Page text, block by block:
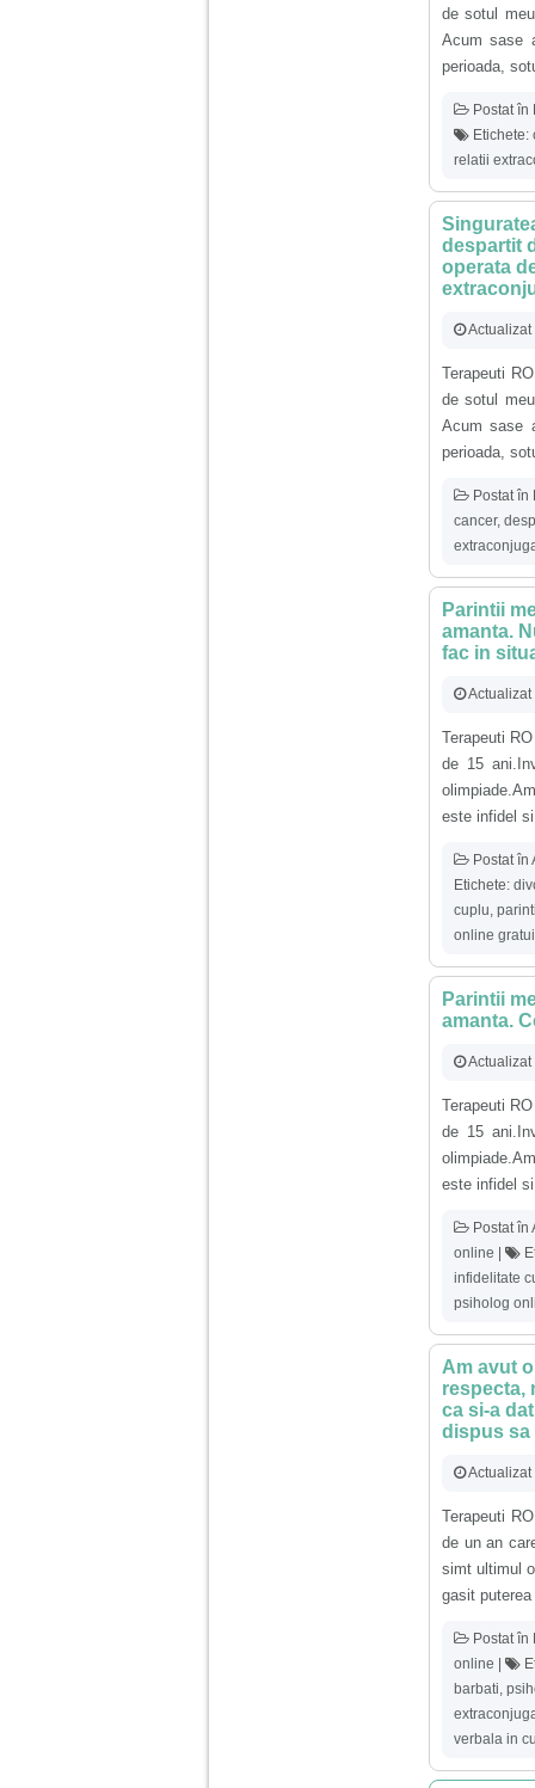
de sotul
Acum sase
perioada,
Postat în
Etichete:
relatii
despartit
operata
Terapeuti
de sotul
Acum sase
perioada,
Postat în
cancer,
Parintii
amanta.
fac in
Terapeuti
de 15
este infidel
Postat în
Etichete:
cuplu
online
Parintii
amanta.
Actualizat
Terapeuti
de 15
este infidel
Postat în
online |
infidelitate
psiholog
Am avut
respecta,
ca si-a
dispus sa
Terapeuti
de un an
simt ultimul
gasit
Postat în
online |
barbati
verbala in